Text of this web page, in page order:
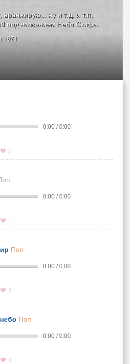
аранжирую... ну и т.д. и т.п.
под названием Небо Скифа.
1971
0:00 / 0:00
5
0:00 / 0:00
1
Поп
0:00 / 0:00
3
Поп
0:00 / 0:00
3